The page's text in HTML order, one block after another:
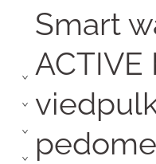
›
›
›
›
Smart
ACTIVE